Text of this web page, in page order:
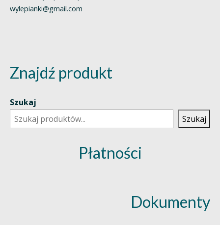
wylepianki@gmail.com
Znajdź produkt
Szukaj
Szukaj
Płatności
Dokumenty